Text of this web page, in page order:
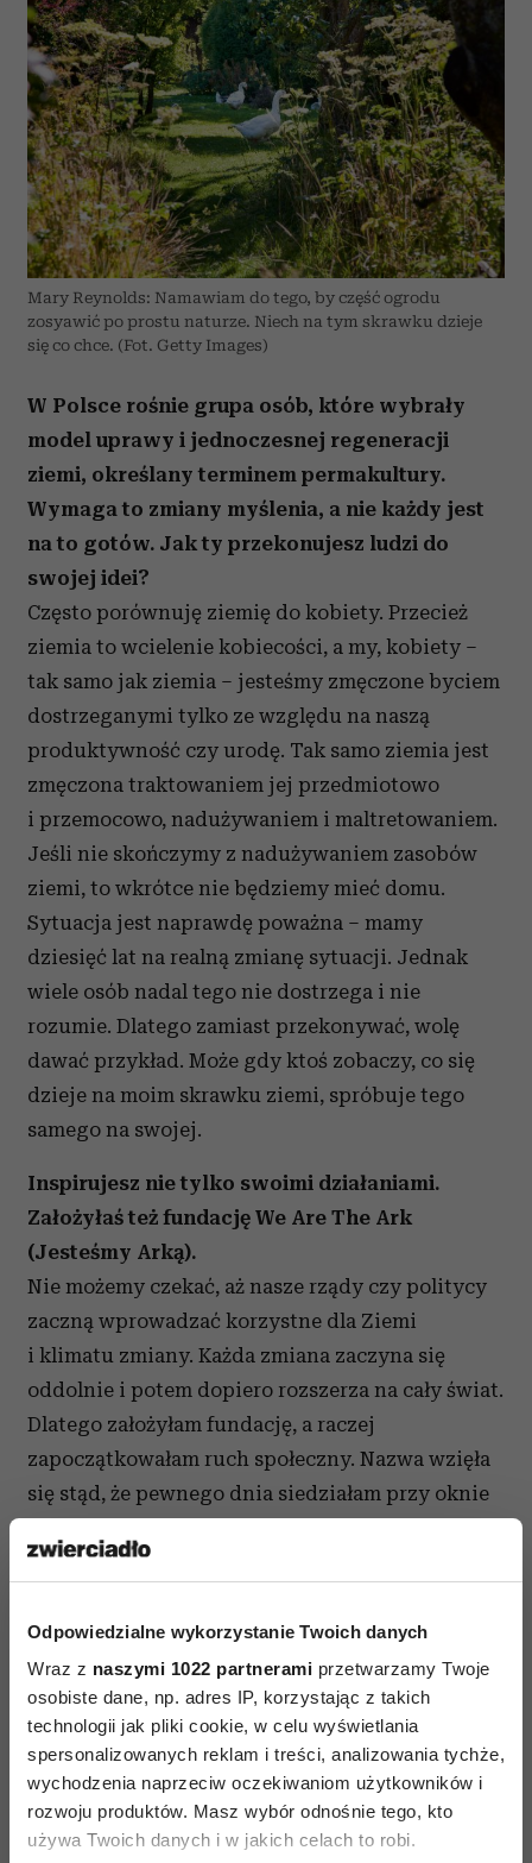
Odpowiedzialne wykorzystanie Twoich danych
Wraz z naszymi 1022 partnerami przetwarzamy Twoje
osobiste dane, np. adres IP, korzystając z takich
technologii jak pliki cookie, w celu wyświetlania
spersonalizowanych reklam i treści, analizowania tychże,
wychodzenia naprzeciw oczekiwaniom użytkowników i
rozwoju produktów. Masz wybór odnośnie tego, kto
używa Twoich danych i w jakich celach to robi.
Mary Reynolds: Namawiam do tego, by część ogrodu
zosyawić po prostu naturze. Niech na tym skrawku dzieje
się co chce. (Fot. Getty Images)
W Polsce rośnie grupa osób, które wybrały
model uprawy i jednoczes­nej regeneracji
ziemi, określany terminem perma­kultury.
Wymaga to zmiany myślenia, a nie każdy jest
na to gotów. Jak ty przekonujesz ludzi do
swojej idei?
Często porównuję ziemię do kobiety. Przecież
ziemia to wcielenie kobiecości, a my, kobiety –
tak samo jak ziemia – jesteśmy zmęczone byciem
dostrzeganymi tylko ze względu na naszą
produktywność czy urodę. Tak samo ziemia jest
zmęczona traktowaniem jej przedmiotowo
i przemocowo, nadużywaniem i maltretowaniem.
Jeśli nie skończymy z nadużywaniem zasobów
ziemi, to wkrótce nie będziemy mieć domu.
Sytuacja jest naprawdę poważna – mamy
dziesięć lat na realną zmianę sytuacji. Jednak
wiele osób nadal tego nie dostrzega i nie
rozumie. Dlatego zamiast przekonywać, wolę
dawać przykład. Może gdy ktoś zobaczy, co się
dzieje na moim skrawku ziemi, spróbuje tego
samego na swojej.
Inspirujesz nie tylko swoimi działaniami.
Założyłaś też fundację We Are The Ark
(Jesteśmy Arką).
Nie możemy czekać, aż nasze rządy czy politycy
zaczną wprowadzać korzystne dla Ziemi
i klimatu zmiany. Każda zmiana zaczyna się
oddolnie i potem dopiero rozszerza na cały świat.
Dlatego założyłam fundację, a raczej
zapoczątkowałam ruch społeczny. Nazwa wzięła
się stąd, że pewnego dnia siedziałam przy oknie
moim oknem przebiegł lis, a zaraz za nim dwa
Chwilę potem w tym samym kierunku potuptała
rodzina jeży. Pomyślałam, że przed czymś
uciekają. I rzeczywiście, gdy wyszłam na dwór,
zobaczyłam, że na sąsiedniej działce koparka
czyści cały teren ze starych krzewów, krzaków
i roślin, które przez wiele lat były domem dla
okolicznych zwierząt. I te zwierzęta rozbiegły